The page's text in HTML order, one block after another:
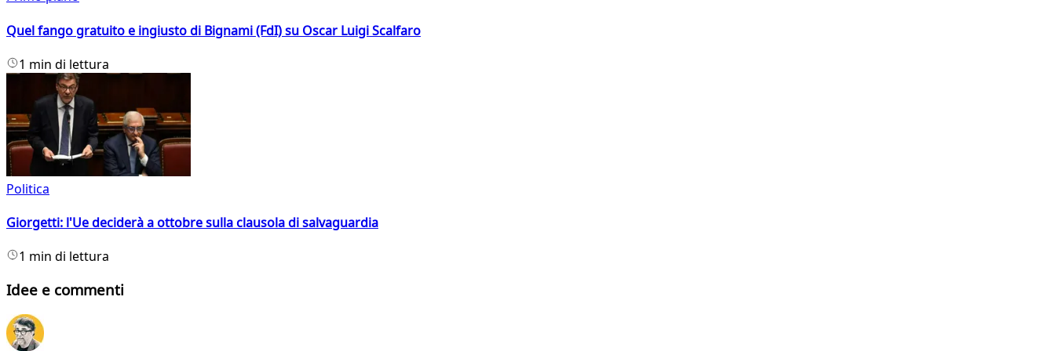
Quel fango gratuito e ingiusto di Bignami (FdI) su Oscar Luigi Scalfaro
1 min di lettura
Politica
Giorgetti: l'Ue deciderà a ottobre sulla clausola di salvaguardia
1 min di lettura
Idee e commenti